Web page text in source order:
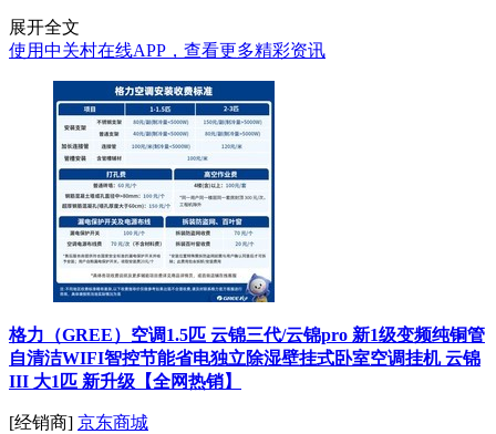
展开全文
使用中关村在线APP，查看更多精彩资讯
格力（GREE）空调1.5匹 云锦三代/云锦pro 新1级变频纯铜管
自清洁WIFI智控节能省电独立除湿壁挂式卧室空调挂机 云锦
III 大1匹 新升级【全网热销】
[经销商] 京东商城